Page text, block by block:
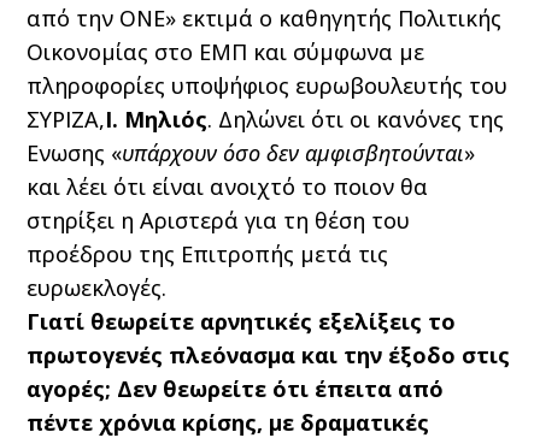
από την ΟΝΕ» εκτιμά ο καθηγητής Πολιτικής
Οικονομίας στο ΕΜΠ και σύμφωνα με
πληροφορίες υποψήφιος ευρωβουλευτής του
ΣΥΡΙΖΑ,Ι. Μηλιός. Δηλώνει ότι οι κανόνες της
Ενωσης «υπάρχουν όσο δεν αμφισβητούνται»
και λέει ότι είναι ανοιχτό το ποιον θα
στηρίξει η Αριστερά για τη θέση του
προέδρου της Επιτροπής μετά τις
ευρωεκλογές.
Γιατί θεωρείτε αρνητικές εξελίξεις το
πρωτογενές πλεόνασμα και την έξοδο στις
αγορές; Δεν θεωρείτε ότι έπειτα από
πέντε χρόνια κρίσης, με δραματικές